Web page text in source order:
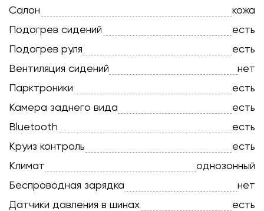
Салон
кожа
Подогрев сидений
есть
Подогрев руля
есть
Вентиляция сидений
нет
Парктроники
есть
Камера заднего вида
есть
Bluetooth
есть
Круиз контроль
есть
Климат
однозонный
Беспроводная зарядка
нет
Датчики давления в шинах
есть